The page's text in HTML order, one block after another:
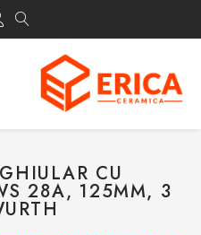
CU
28A, 125MM, 3